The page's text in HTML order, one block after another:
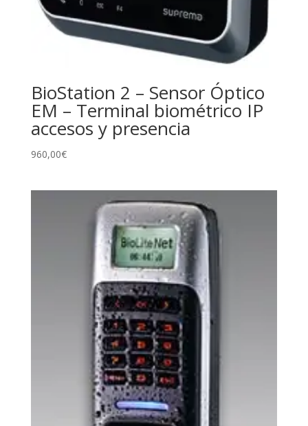
BioStation 2 – Sensor Óptico
EM – Terminal biométrico IP
accesos y presencia
960,00€